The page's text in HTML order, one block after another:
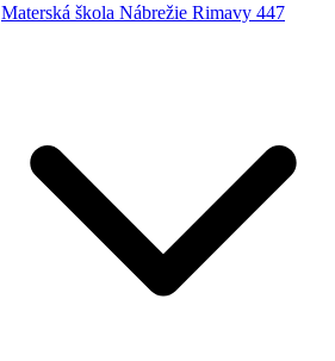
Materská škola Nábrežie Rimavy 447